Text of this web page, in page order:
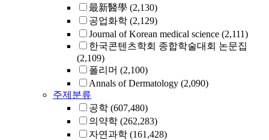
最新醫學 (2,130)
공업화학 (2,129)
Journal of Korean medical science (2,111)
한국콘텐츠학회 종합학술대회 논문집
(2,109)
폴리머 (2,100)
Annals of Dermatology (2,090)
주제분류
공학 (607,480)
의약학 (262,283)
자연과학 (161,428)